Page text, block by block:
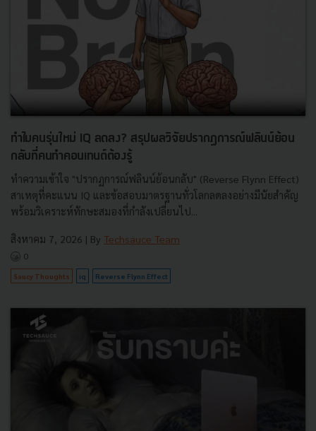
ทำไมคนรุ่นใหม่ IQ ลดลง? สรุปผลวิจัยปรากฏการณ์ฟลินน์ย้อน
กลับที่คนทำคอนเทนต์ต้องรู้
ทำความเข้าใจ "ปรากฏการณ์ฟลินน์ย้อนกลับ" (Reverse Flynn Effect)
สาเหตุที่คะแนน IQ และข้อสอบมาตรฐานทั่วโลกลดลงอย่างมีนัยสำคัญ
พร้อมวิเคราะห์ทักษะสมองที่กำลังเปลี่ยนไป...
สิงหาคม 7, 2026 | By Techsauce Team
0
Saucy Thoughts iq Reverse Flynn Effect